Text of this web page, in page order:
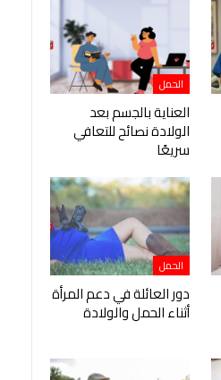
الحمل
العناية بالجسم بعد
الولادة نصائح للتعافي
سريعًا
الحمل
دور العائلة في دعم المرأة
أثناء الحمل والولادة